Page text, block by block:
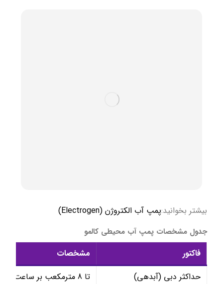
بیشتر بخوانید:پمپ آب الکتروژن (Electrogen)
جدول مشخصات پمپ آب محیطی کالمو
فاکتور
مشخصات
حداکثر دبی (آبدهی)
تا 8 مترمکعب بر ساعت (بسته به مدل)